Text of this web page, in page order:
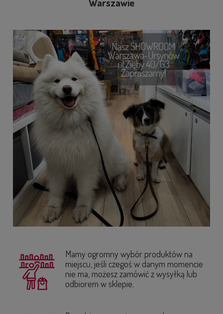
Mamy ogromny wybór produktów na
miejscu, jeśli czegoś w danym momencie
nie ma, możesz zamówić z wysyłką lub
odbiorem w sklepie.